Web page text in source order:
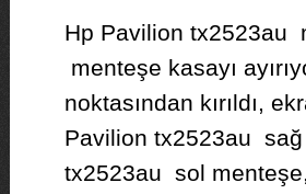
Hp Pavilion tx2523au
menteşe kasayı
noktasından kırıldı,
Pavilion tx2523au sağ
tx2523au sol